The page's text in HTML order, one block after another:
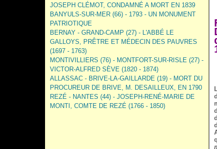
JOSEPH CLÉMOT, CONDAMNÉ A MORT EN 1839
BANYULS-SUR-MER (66) - 1793 - UN MONUMENT
PATRIOTIQUE
BERNAY - GRAND-CAMP (27) - L'ABBÉ LE
GALLOYS, PRÊTRE ET MÉDECIN DES PAUVRES
(1697 - 1763)
MONTIVILLIERS (76) - MONTFORT-SUR-RISLE (27) -
VICTOR-ALFRED SÈVE (1820 - 1874)
ALLASSAC - BRIVE-LA-GAILLARDE (19) - MORT DU
PROCUREUR DE BRIVE, M. DESAILLEUX, EN 1790
REZÉ - NANTES (44) - JOSEPH-RENÉ-MARIE DE
MONTI, COMTE DE REZÉ (1766 - 1850)